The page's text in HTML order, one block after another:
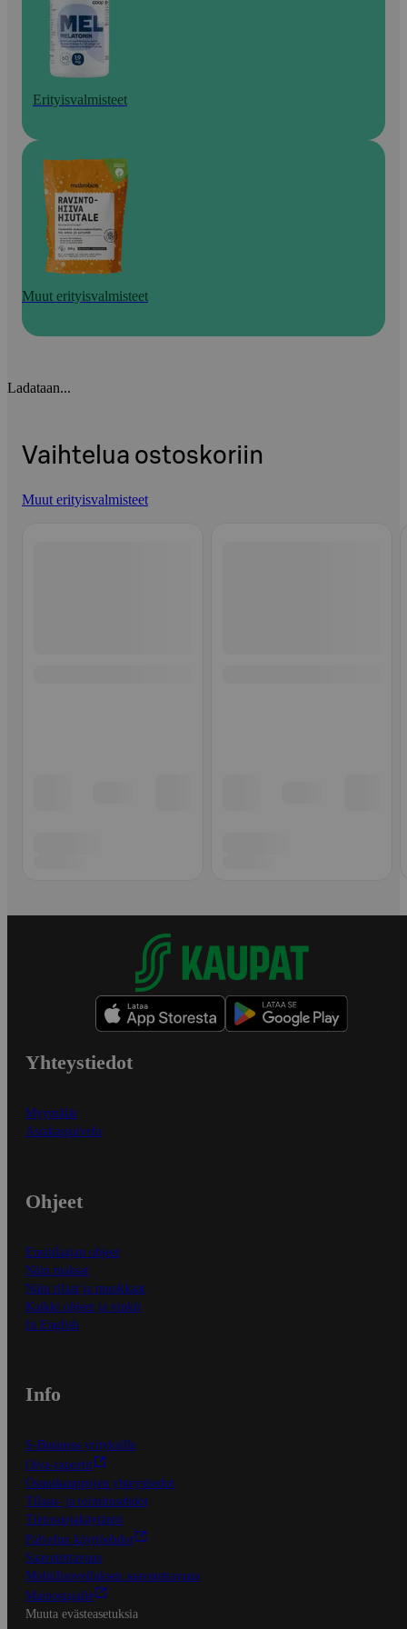
Erityisvalmisteet
Muut erityisvalmisteet
Ladataan...
Vaihtelua ostoskoriin
Muut erityisvalmisteet
Yhteystiedot
Myymälät
Asiakaspalvelu
Ohjeet
Ensitilaajan ohjeet
Näin maksat
Näin tilaat ja muokkaat
Kaikki ohjeet ja vinkit
In English
Info
S-Business yrityksille
Oiva-raportit
Osuuskauppojen yhteystiedot
Tilaus- ja toimitusehdot
Tietosuojakäytäntö
Palvelun käyttöehdot
Saavutettavuus
Mobiilisovelluksen saavutettavuus
Mainostajalle
Muuta evästeasetuksia